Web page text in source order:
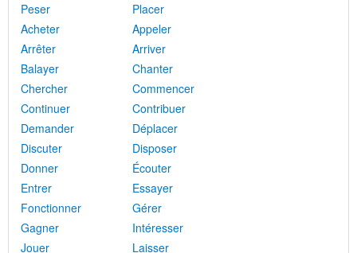
Peser
Placer
Acheter
Appeler
Arrêter
Arriver
Balayer
Chanter
Chercher
Commencer
Continuer
Contribuer
Demander
Déplacer
Discuter
Disposer
Donner
Écouter
Entrer
Essayer
Fonctionner
Gérer
Gagner
Intéresser
Jouer
Laisser